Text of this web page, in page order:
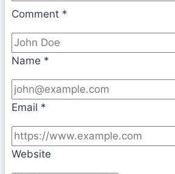
Comment *
Name *
Email *
Website